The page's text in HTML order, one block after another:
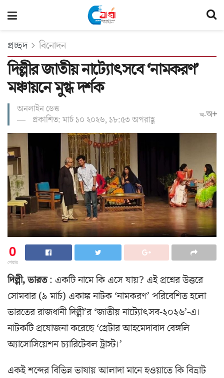
প্রচ্ছদ বিনোদন
দিল্লীর জাতীয় নাট্যোৎসবে ‘নামকরণ’
মঞ্চায়নে মুগ্ধ দর্শক
অনলাইন ডেস্ক
প্রকাশিত: মার্চ ১০ ২০২৬, ১৮:৫৩ অপরাহ্ণ
অ-অ+
0
শেয়ার
দিল্লী, ভারত: একটি নামে কি এসে যায়? এই প্রশ্নের উত্তরে
সোমবার (৯ মার্চ) একাঙ্ক নাটক ‘নামকরণ’ পরিবেশিত হলো
ভারতের রাজধানী দিল্লী’র ‘জাতীয় নাট্যোৎসব-২০২৬’-এ।
নাটকটি প্রযোজনা করেছে ‘গ্রেটার আহমেদাবাদ বেঙ্গলি
অ্যাসোসিয়েশন চ্যারিটেবল ট্রাস্ট।’
একই শব্দের বিভিন্ন ভাষায় আলাদা মানে হওয়াতে কি বিভ্রাট